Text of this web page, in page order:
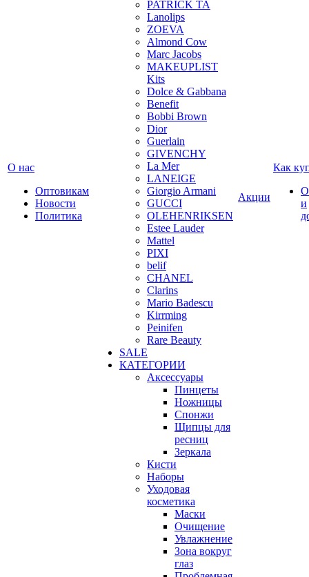
О нас
Оптовикам
Новости
Политика
PATRICK TA
Lanolips
ZOEVA
Almond Cow
Marc Jacobs
MAKEUPLIST
Kits
Dolce & Gabbana
Benefit
Bobbi Brown
Dior
Guerlain
GIVENCHY
La Mer
LANEIGE
Giorgio Armani
GUCCI
OLEHENRIKSEN
Estee Lauder
Mattel
PIXI
belif
CHANEL
Clarins
Mario Badescu
Kirrming
Peinifen
Rare Beauty
SALE
КАТЕГОРИИ
Аксессуары
Пинцеты
Ножницы
Спонжи
Щипцы для
ресниц
Зеркала
Кисти
Наборы
Уходовая
косметика
Маски
Очищение
Увлажнение
Зона вокруг
глаз
Акции
Как
и